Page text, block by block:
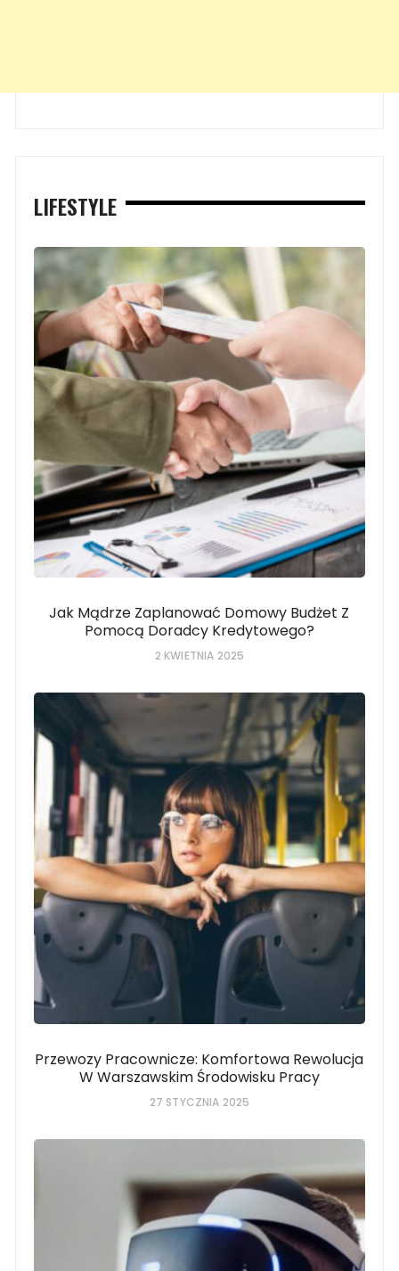
LIFESTYLE
Jak Mądrze Zaplanować Domowy Budżet Z
Pomocą Doradcy Kredytowego?
2 KWIETNIA 2025
Przewozy Pracownicze: Komfortowa Rewolucja
W Warszawskim Środowisku Pracy
27 STYCZNIA 2025